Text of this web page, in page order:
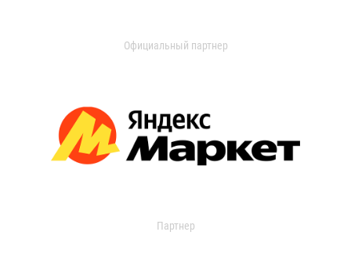
Официальный партнер
Партнер